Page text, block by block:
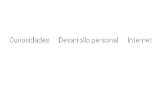
Curiosidades Desarrollo personal Internet